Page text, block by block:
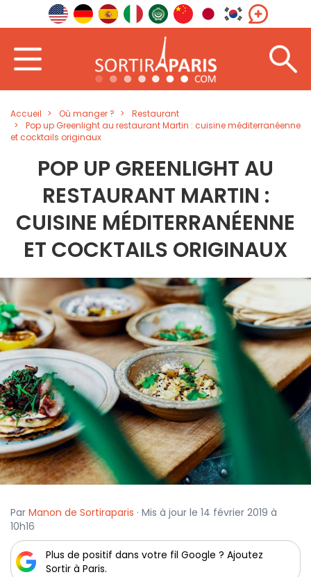
Accueil Où manger ?
Restaurant
Pop up Greenlight au restaurant Martin : cuisine méditerranéenne
et cocktails originaux
POP UP GREENLIGHT AU
RESTAURANT MARTIN :
CUISINE MÉDITERRANÉENNE
ET COCKTAILS ORIGINAUX
Par Manon de Sortiraparis · Mis à jour le 14 février 2019 à
10h16
Plus de positif dans votre fil Google ? Ajoutez
Sortir à Paris.